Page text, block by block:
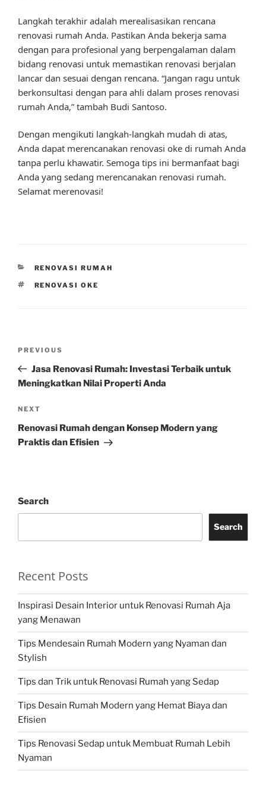
Langkah terakhir adalah merealisasikan rencana
renovasi rumah Anda. Pastikan Anda bekerja sama
dengan para profesional yang berpengalaman dalam
bidang renovasi untuk memastikan renovasi berjalan
lancar dan sesuai dengan rencana. “Jangan ragu untuk
berkonsultasi dengan para ahli dalam proses renovasi
rumah Anda,” tambah Budi Santoso.
Dengan mengikuti langkah-langkah mudah di atas,
Anda dapat merencanakan renovasi oke di rumah Anda
tanpa perlu khawatir. Semoga tips ini bermanfaat bagi
Anda yang sedang merencanakan renovasi rumah.
Selamat merenovasi!
CATEGORIES
RENOVASI RUMAH
TAGS
RENOVASI OKE
Previous
Post
PREVIOUS
Jasa Renovasi Rumah: Investasi Terbaik untuk
Meningkatkan Nilai Properti Anda
Next
Post
NEXT
Renovasi Rumah dengan Konsep Modern yang
Praktis dan Efisien
Search
Search
Recent Posts
Inspirasi Desain Interior untuk Renovasi Rumah Aja
yang Menawan
Tips Mendesain Rumah Modern yang Nyaman dan
Stylish
Tips dan Trik untuk Renovasi Rumah yang Sedap
Tips Desain Rumah Modern yang Hemat Biaya dan
Efisien
Tips Renovasi Sedap untuk Membuat Rumah Lebih
Nyaman